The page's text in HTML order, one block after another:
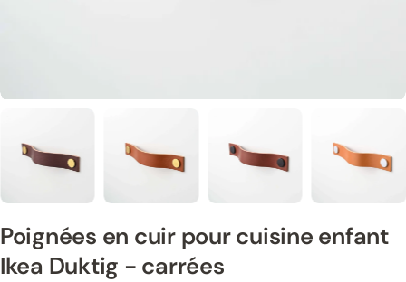
Poignées en cuir pour cuisine enfant
Ikea Duktig - carrées